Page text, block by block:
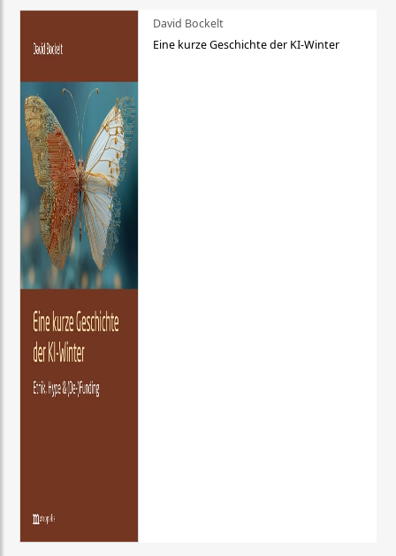
David Bockelt
Eine kurze Geschichte der KI-Winter